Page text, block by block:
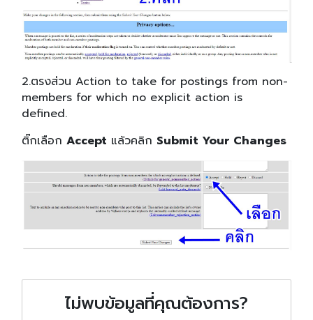
2.ตรงส่วน Action to take for postings from non-
members for which no explicit action is
defined.
ติ๊กเลือกAccept แล้วคลิก Submit Your Changes
ไม่พบข้อมูลที่คุณต้องการ?